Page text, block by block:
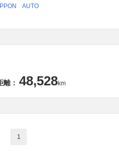
AUTO
離： 48,528km
1